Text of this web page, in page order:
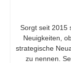
Sorgt seit 2015
Neuigkeiten,
strategische
zu nennen.